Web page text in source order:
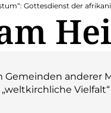
Gottesdienst der
Gemeinden